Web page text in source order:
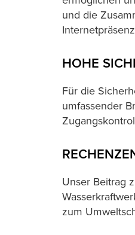
und die
HOHE
Für die
umfassender
Unser Beitrag
zum